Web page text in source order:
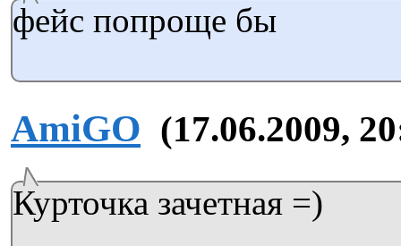
фейс попроще бы
AmiGO (17.06.2009,
Курточка зачетная =)